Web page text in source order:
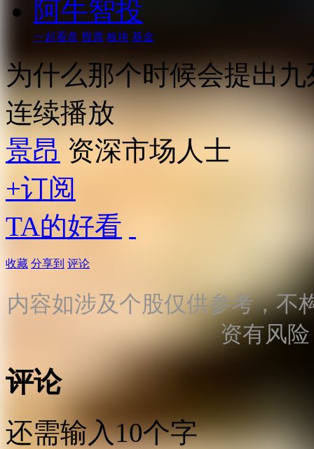
阿牛智投
一起看盘 股票 板块 基金
为什么那个时候会提出
连续播放
景昂 资深市场人士
+订阅
TA的好看
收藏 分享到 评论
内容如涉及个股仅供参考，不
资有风
评论
还需输入10个字